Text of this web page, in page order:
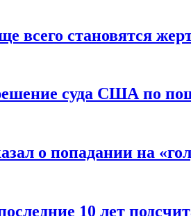
всего становятся
суда США по
о попадании на
10 лет